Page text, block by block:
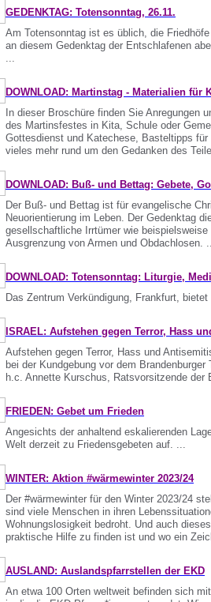
GEDENKTAG: Totensonntag, 26.11.
Am Totensonntag ist es üblich, die
an diesem Gedenktag der Entschlafenen
...
DOWNLOAD: Martinstag - Materialien für
In dieser Broschüre finden Sie Anregungen
des Martinsfestes in Kita, Schule oder
Gottesdienst und Katechese, Basteltipps
vieles mehr rund um den Gedanken des
DOWNLOAD: Buß- und Bettag: Gebete,
Der Buß- und Bettag ist für evangelische
Neuorientierung im Leben. Der Gedenktag
gesellschaftliche Irrtümer wie
Ausgrenzung von Armen und Obdachlosen.
DOWNLOAD: Totensonntag: Liturgie,
Das Zentrum Verkündigung, Frankfurt,
ISRAEL: Aufstehen gegen Terror, Hass
Aufstehen gegen Terror, Hass und
bei der Kundgebung vor dem
h.c. Annette Kurschus, Ratsvorsitzende
FRIEDEN: Gebet um Frieden
Angesichts der anhaltend eskalierenden
Welt derzeit zu Friedensgebeten auf. ...
WINTER: Aktion #wärmewinter 2023/24
Der #wärmewinter für den Winter 2023/24
sind viele Menschen in ihren
Wohnungslosigkeit bedroht. Und auch
praktische Hilfe zu finden ist und wo ein
AUSLAND: Auslandspfarrstellen der EKD
An etwa 100 Orten weltweit befinden sich